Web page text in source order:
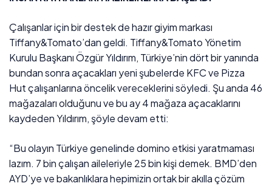
Çalışanlar için bir destek de hazır giyim markası
Tiffany&Tomato’dan geldi. Tiffany&Tomato Yönetim
Kurulu Başkanı Özgür Yıldırım, Türkiye’nin dört bir yanında
bundan sonra açacakları yeni şubelerde KFC ve Pizza
Hut çalışanlarına öncelik vereceklerini söyledi. Şu anda 46
mağazaları olduğunu ve bu ay 4 mağaza açacaklarını
kaydeden Yıldırım, şöyle devam etti:
“Bu olayın Türkiye genelinde domino etkisi yaratmaması
lazım. 7 bin çalışan aileleriyle 25 bin kişi demek. BMD’den
AYD’ye ve bakanlıklara hepimizin ortak bir akılla çözüm